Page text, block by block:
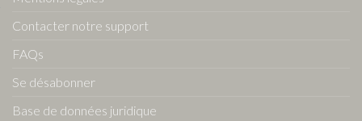
Contacter notre support
FAQs
Se désabonner
Base de données juridique